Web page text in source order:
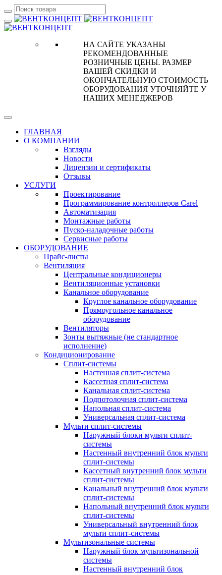
НА САЙТЕ УКАЗАНЫ
РЕКОМЕНДОВАННЫЕ
РОЗНИЧНЫЕ ЦЕНЫ. РАЗМЕР
ВАШЕЙ СКИДКИ И
ОКОНЧАТЕЛЬНУЮ СТОИМОСТЬ
ОБОРУДОВАНИЯ УТОЧНЯЙТЕ У
НАШИХ МЕНЕДЖЕРОВ
ГЛАВНАЯ
О КОМПАНИИ
Взгляды
Новости
Лицензии и сертификаты
Отзывы
УСЛУГИ
Проектирование
Программирование контроллеров Carel
Автоматизация
Монтажные работы
Пуско-наладочные работы
Сервисные работы
ОБОРУДОВАНИЕ
Прайс-листы
Вентиляция
Центральные кондиционеры
Вентиляционные установки
Канальное оборудование
Круглое канальное оборудование
Прямоугольное канальное
оборудование
Вентиляторы
Зонты вытяжные (не стандартное
исполнение)
Кондиционирование
Сплит-системы
Настенная сплит-система
Кассетная сплит-система
Канальная сплит-система
Подпотолочная сплит-система
Напольная сплит-система
Универсальная сплит-система
Мульти сплит-системы
Наружный блоки мульти сплит-
системы
Настенный внутренний блок мульти
сплит-системы
Кассетный внутренний блок мульти
сплит-системы
Канальный внутренний блок мульти
сплит-системы
Напольный внутренний блок мульти
сплит-системы
Универсальный внутренний блок
мульти сплит-системы
Мультизональные системы
Наружный блок мультизональной
системы
Настенный внутренний блок